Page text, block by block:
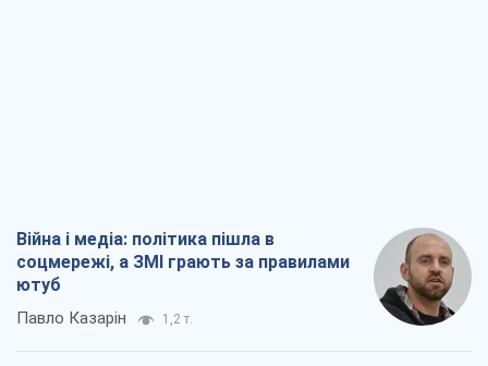
Війна і медіа: політика пішла в
соцмережі, а ЗМІ грають за правилами
ютуб
Павло Казарін 1,2 т.